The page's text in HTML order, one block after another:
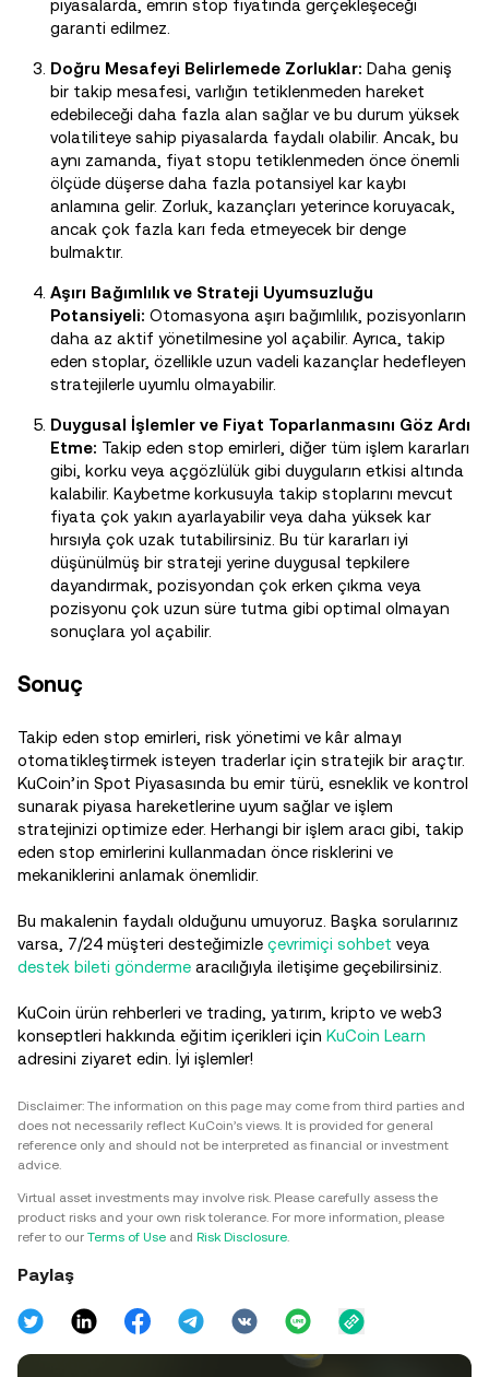
piyasalarda, emrin stop fiyatında gerçekleşeceği
garanti edilmez.
Doğru Mesafeyi Belirlemede Zorluklar: Daha geniş
bir takip mesafesi, varlığın tetiklenmeden hareket
edebileceği daha fazla alan sağlar ve bu durum yüksek
volatiliteye sahip piyasalarda faydalı olabilir. Ancak, bu
aynı zamanda, fiyat stopu tetiklenmeden önce önemli
ölçüde düşerse daha fazla potansiyel kar kaybı
anlamına gelir. Zorluk, kazançları yeterince koruyacak,
ancak çok fazla karı feda etmeyecek bir denge
bulmaktır.
Aşırı Bağımlılık ve Strateji Uyumsuzluğu
Potansiyeli: Otomasyona aşırı bağımlılık, pozisyonların
daha az aktif yönetilmesine yol açabilir. Ayrıca, takip
eden stoplar, özellikle uzun vadeli kazançlar hedefleyen
stratejilerle uyumlu olmayabilir.
Duygusal İşlemler ve Fiyat Toparlanmasını Göz Ardı
Etme: Takip eden stop emirleri, diğer tüm işlem kararları
gibi, korku veya açgözlülük gibi duyguların etkisi altında
kalabilir. Kaybetme korkusuyla takip stoplarını mevcut
fiyata çok yakın ayarlayabilir veya daha yüksek kar
hırsıyla çok uzak tutabilirsiniz. Bu tür kararları iyi
düşünülmüş bir strateji yerine duygusal tepkilere
dayandırmak, pozisyondan çok erken çıkma veya
pozisyonu çok uzun süre tutma gibi optimal olmayan
sonuçlara yol açabilir.
Sonuç
Takip eden stop emirleri, risk yönetimi ve kâr almayı
otomatikleştirmek isteyen traderlar için stratejik bir araçtır.
KuCoin’in Spot Piyasasında bu emir türü, esneklik ve kontrol
sunarak piyasa hareketlerine uyum sağlar ve işlem
stratejinizi optimize eder. Herhangi bir işlem aracı gibi, takip
eden stop emirlerini kullanmadan önce risklerini ve
mekaniklerini anlamak önemlidir.
Bu makalenin faydalı olduğunu umuyoruz. Başka sorularınız
varsa, 7/24 müşteri desteğimizle çevrimiçi sohbet veya
destek bileti gönderme aracılığıyla iletişime geçebilirsiniz.
KuCoin ürün rehberleri ve trading, yatırım, kripto ve web3
konseptleri hakkında eğitim içerikleri için KuCoin Learn
adresini ziyaret edin. İyi işlemler!
Disclaimer: The information on this page may come from third parties and
does not necessarily reflect KuCoin’s views. It is provided for general
reference only and should not be interpreted as financial or investment
advice.
Virtual asset investments may involve risk. Please carefully assess the
product risks and your own risk tolerance. For more information, please
refer to our Terms of Use and Risk Disclosure.
Paylaş